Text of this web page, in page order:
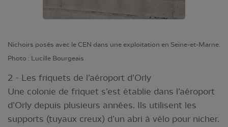
Nichoirs posés avec le CEN dans une exploitation en Seine-et-Marne.
Photo : Lucille Bourgeais
2 - Les friquets de l’aéroport d’Orly
Une colonie de friquet s’est établie dans l’aéroport
d’Orly depuis plusieurs années. Ils utilisent les
supports (tuyaux creux) d’un abri à vélo pour nicher.